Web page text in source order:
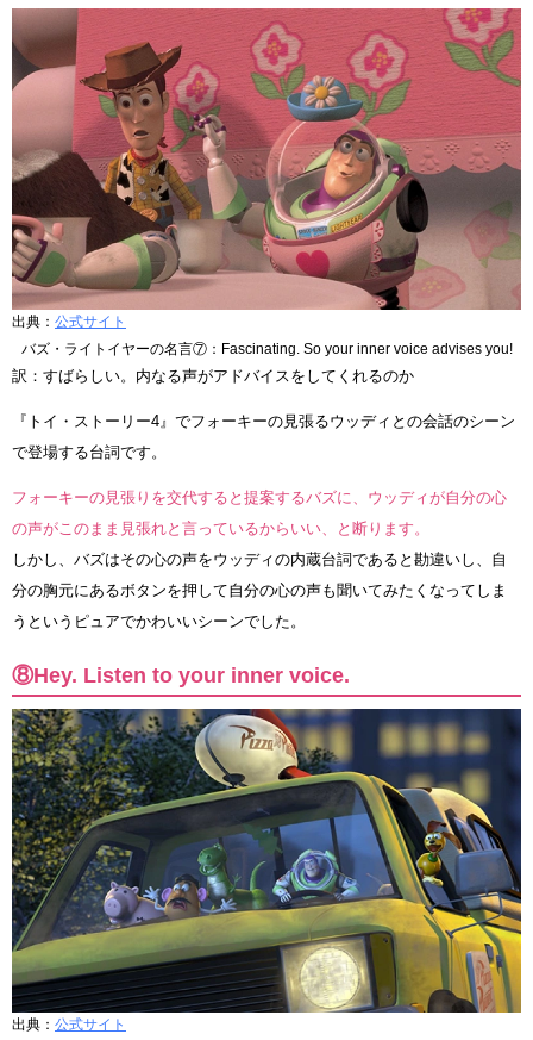
出典： 公式サイト
バズ・ライトイヤーの名言⑦：Fascinating. So your inner voice advises you!
訳：すばらしい。内なる声がアドバイスをしてくれるのか
『トイ・ストーリー4』でフォーキーの見張るウッディとの会話のシーン
で登場する台詞です。
フォーキーの見張りを交代すると提案するバズに、ウッディが自分の心
の声がこのまま見張れと言っているからいい、と断ります。
しかし、バズはその心の声をウッディの内蔵台詞であると勘違いし、自
分の胸元にあるボタンを押して自分の心の声も聞いてみたくなってしま
うというピュアでかわいいシーンでした。
⑧Hey. Listen to your inner voice.
出典： 公式サイト